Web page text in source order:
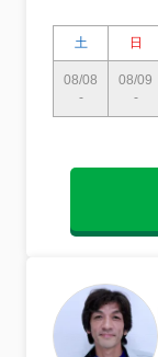
土 日
08/08
-
08/09
-